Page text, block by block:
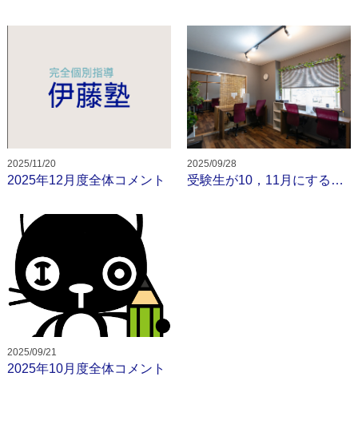
2025/11/20
2025年12月度全体コメント
2025/09/28
受験生が10，11月にするべきこと
2025/09/21
2025年10月度全体コメント